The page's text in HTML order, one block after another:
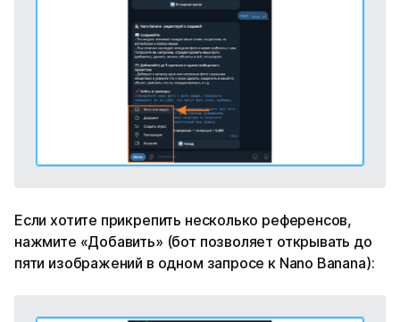
Если хотите прикрепить несколько референсов,
нажмите «Добавить» (бот позволяет открывать до
пяти изображений в одном запросе к Nano Banana):